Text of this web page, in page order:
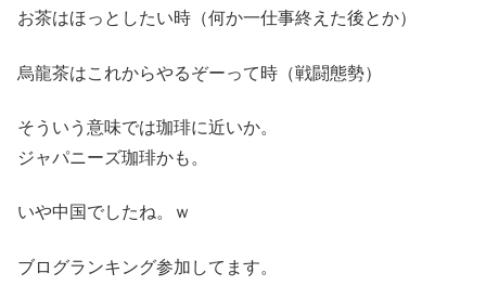
お茶はほっとしたい時（何か一仕事終えた後とか）
烏龍茶はこれからやるぞーって時（戦闘態勢）
そういう意味では珈琲に近いか。
ジャパニーズ珈琲かも。
いや中国でしたね。ｗ
ブログランキング参加してます。